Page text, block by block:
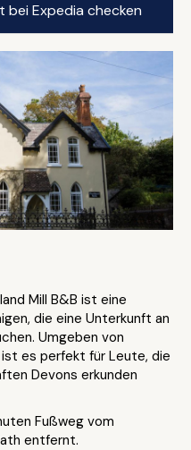
bei Expedia checken
Mill B&B ist eine
die eine Unterkunft an
Umgeben von
es perfekt für Leute, die
Devons erkunden
Fußweg vom
entfernt.